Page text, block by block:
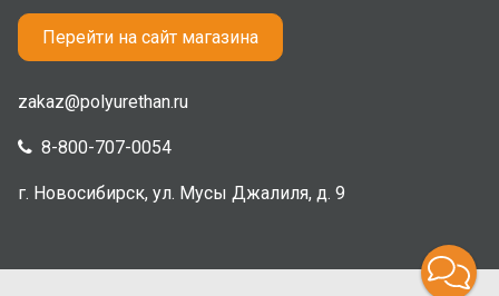
Перейти на сайт магазина
zakaz@polyurethan.ru
8-800-707-0054
г. Новосибирск, ул. Мусы Джалиля, д. 9